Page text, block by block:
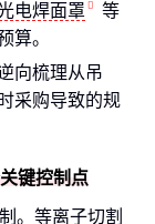
电焊面罩
等
算。
向梳理从吊
采购导致的规
键控制点
。等离子切割